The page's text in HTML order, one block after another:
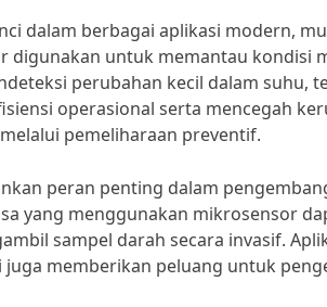
dalam berbagai aplikasi modern,
digunakan untuk memantau kondisi
perubahan kecil dalam suhu,
operasional serta mencegah
pemeliharaan preventif.
peran penting dalam
yang menggunakan mikrosensor
sampel darah secara invasif.
memberikan peluang untuk